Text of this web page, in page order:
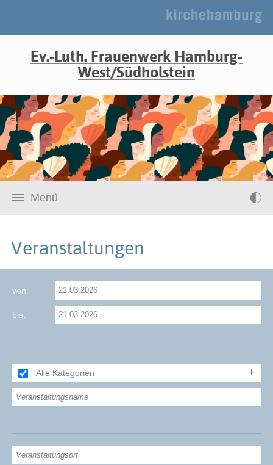
Ev.-Luth. Frauenwerk Hamburg-
West/Südholstein
Menü
Veranstaltungen
von:
bis:
Alle Kategorien